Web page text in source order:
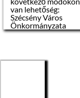
– Az árverés
résztvevői 2017.
augusztus 11-ig
megfizetni.
van lehetőség:
Szécsény Város
Önkormányzata
titkársága: 06-
infoszecseny@szecse